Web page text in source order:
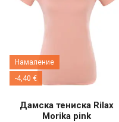
Намаление
-4,40 €
Дамска тениска Rilax
Morika pink